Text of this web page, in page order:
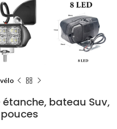
étanche, bateau Suv,
pouces